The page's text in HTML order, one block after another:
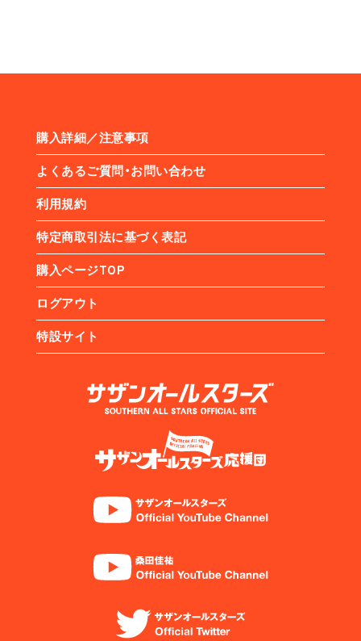
購入詳細／注意事項
よくあるご質問・お問い合わせ
利用規約
特定商取引法に基づく表記
購入ページTOP
ログアウト
特設サイト